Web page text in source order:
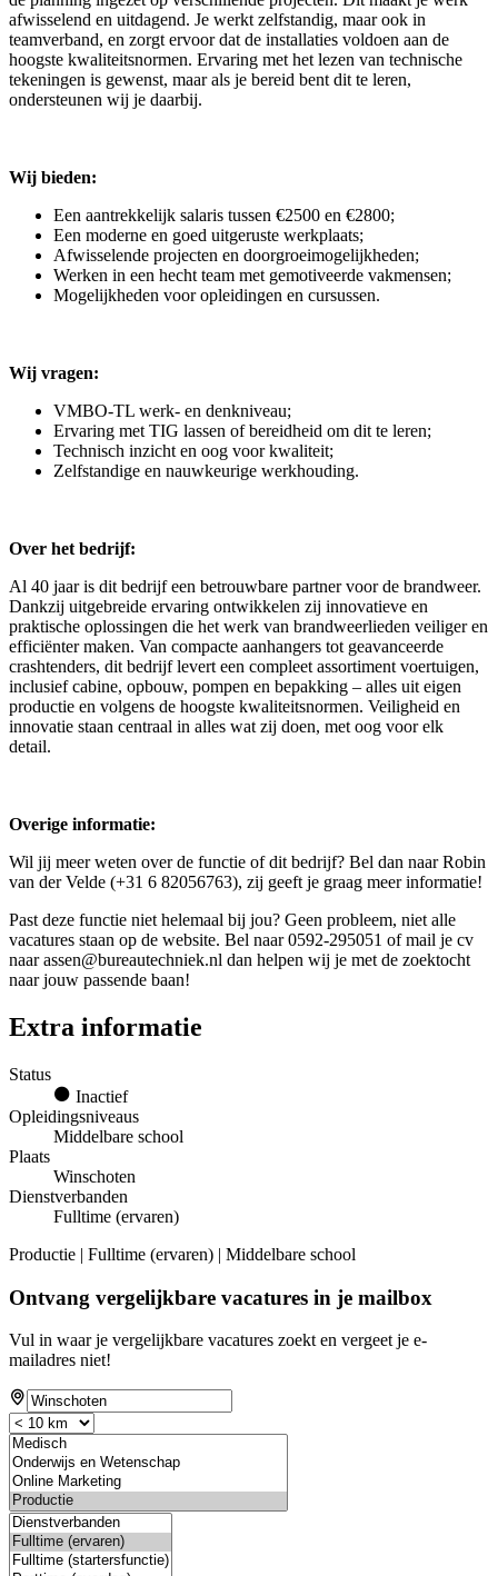
afwisselend en uitdagend. Je werkt zelfstandig, maar ook in
teamverband, en zorgt ervoor dat de installaties voldoen aan de
hoogste kwaliteitsnormen. Ervaring met het lezen van technische
tekeningen is gewenst, maar als je bereid bent dit te leren,
ondersteunen wij je daarbij.
Wij bieden:
Een aantrekkelijk salaris tussen €2500 en €2800;
Een moderne en goed uitgeruste werkplaats;
Afwisselende projecten en doorgroeimogelijkheden;
Werken in een hecht team met gemotiveerde vakmensen;
Mogelijkheden voor opleidingen en cursussen.
Wij vragen:
VMBO-TL werk- en denkniveau;
Ervaring met TIG lassen of bereidheid om dit te leren;
Technisch inzicht en oog voor kwaliteit;
Zelfstandige en nauwkeurige werkhouding.
Over het bedrijf:
Al 40 jaar is dit bedrijf een betrouwbare partner voor de brandweer.
Dankzij uitgebreide ervaring ontwikkelen zij innovatieve en
praktische oplossingen die het werk van brandweerlieden veiliger en
efficiënter maken. Van compacte aanhangers tot geavanceerde
crashtenders, dit bedrijf levert een compleet assortiment voertuigen,
inclusief cabine, opbouw, pompen en bepakking – alles uit eigen
productie en volgens de hoogste kwaliteitsnormen. Veiligheid en
innovatie staan centraal in alles wat zij doen, met oog voor elk
detail.
Overige informatie:
Wil jij meer weten over de functie of dit bedrijf? Bel dan naar Robin
van der Velde (+31 6 82056763), zij geeft je graag meer informatie!
Past deze functie niet helemaal bij jou? Geen probleem, niet alle
vacatures staan op de website. Bel naar 0592-295051 of mail je cv
naar assen@bureautechniek.nl dan helpen wij je met de zoektocht
naar jouw passende baan!
Extra informatie
Status
Inactief
Opleidingsniveaus
Middelbare school
Plaats
Winschoten
Dienstverbanden
Fulltime (ervaren)
Productie | Fulltime (ervaren) | Middelbare school
Ontvang vergelijkbare vacatures in je mailbox
Vul in waar je vergelijkbare vacatures zoekt en vergeet je e-
mailadres niet!